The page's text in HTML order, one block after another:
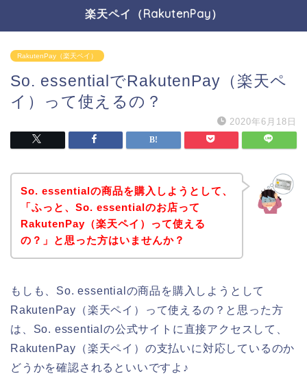
楽天ペイ（RakutenPay）
RakutenPay（楽天ペイ）
So. essentialでRakutenPay（楽天ペ
イ）って使えるの？
2020年6月18日
So. essentialの商品を購入しようとして、
「ふっと、So. essentialのお店って
RakutenPay（楽天ペイ）って使える
の？」と思った方はいませんか？
もしも、So. essentialの商品を購入しようとして
RakutenPay（楽天ペイ）って使えるの？と思った方
は、So. essentialの公式サイトに直接アクセスして、
RakutenPay（楽天ペイ）の支払いに対応しているのか
どうかを確認されるといいですよ♪